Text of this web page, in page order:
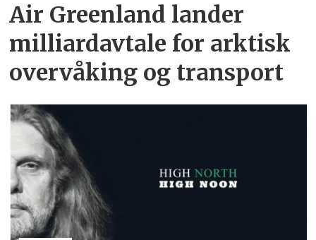
Air Greenland lander
milliardavtale for arktisk
overvåking og transport